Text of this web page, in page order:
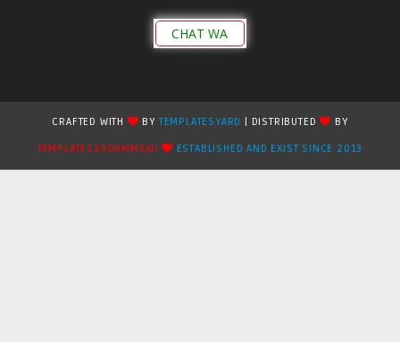
CHAT WA
CRAFTED WITH BYTEMPLATESYARD | DISTRIBUTED
BY
TEMPLATES2909MMXXII
ESTABLISHED AND EXIST SINCE 2013